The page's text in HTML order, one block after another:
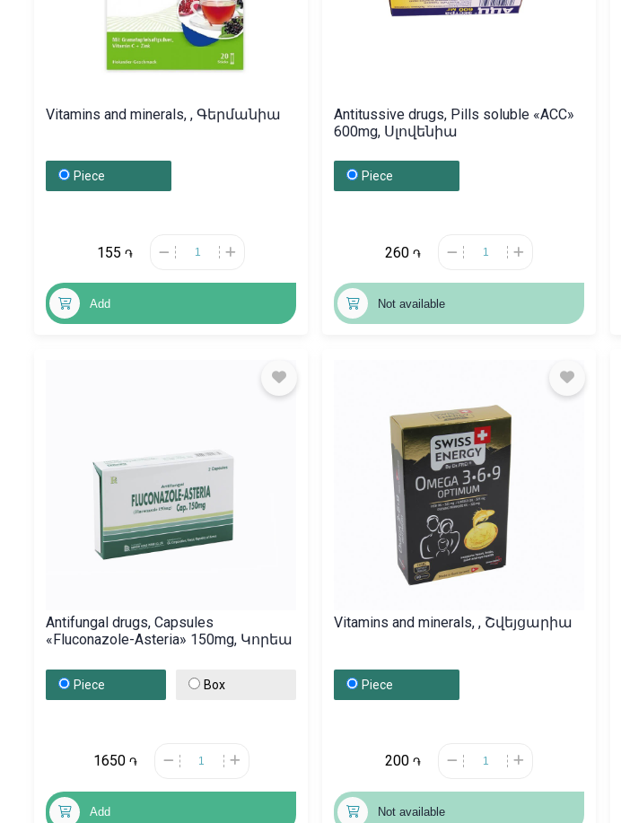
Vitamins and minerals, , Գերմանիա
Piece
155 ֏
Add
Antitussive drugs, Pills soluble «ACC»
600mg, Սլովենիա
Piece
260 ֏
Not available
Antifungal drugs, Capsules
«Fluconazole-Asteria» 150mg, Կորեա
Piece Box
1650 ֏
Add
Vitamins and minerals, , Շվեյցարիա
Piece
200 ֏
Not available